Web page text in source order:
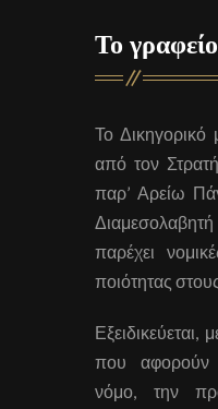
Το γραφείο
Το Δικηγορικό
από τον
παρ’ Αρείω
παρέχει
ποιότητας
Εξειδικεύεται,
που αφορούν
νόμο, την